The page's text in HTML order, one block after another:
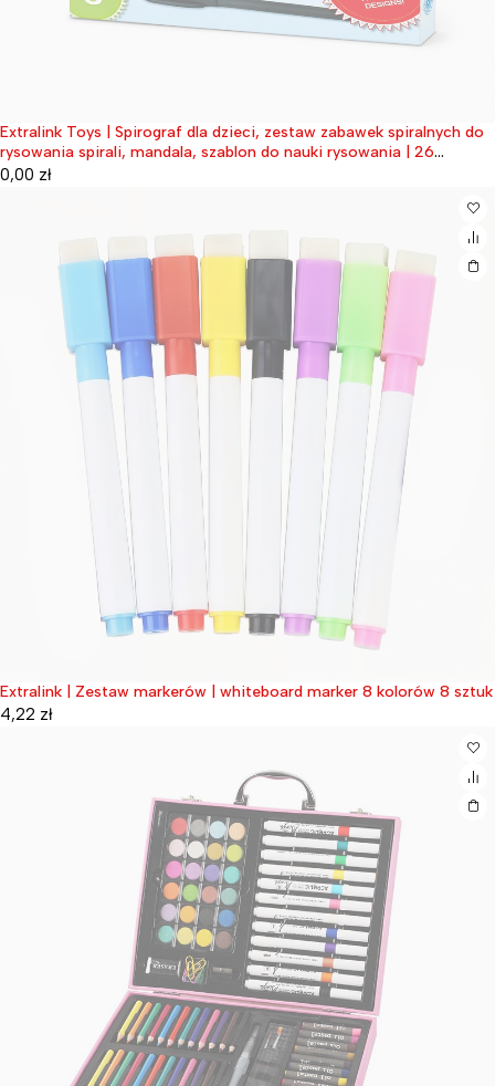
Wyprzedane
Extralink Toys | Spirograf dla dzieci, zestaw zabawek spiralnych do
rysowania spirali, mandala, szablon do nauki rysowania | 26
elementów
0,00 zł
Wyprzedane
Extralink | Zestaw markerów | whiteboard marker 8 kolorów 8 sztuk
4,22 zł